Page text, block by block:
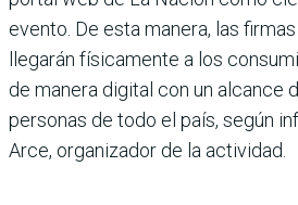
evento. De esta manera, las
llegarán físicamente a los
de manera digital con un alcance
personas de todo el país, según
Arce, organizador de la actividad.